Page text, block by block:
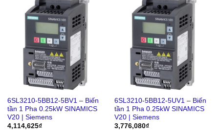
6SL3210-5BB12-5BV1 – Biến
tần 1 Pha 0.25kW SINAMICS
V20 | Siemens
4,114,625₫
6SL3210-5BB12-5UV1 – Biến
tần 1 Pha 0.25kW SINAMICS
V20 | Siemens
3,776,080₫